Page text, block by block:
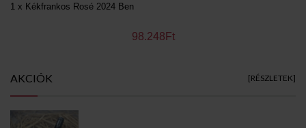
1 x Kékfrankos Rosé 2024 Ben
98.248Ft
AKCIÓK [RÉSZLETEK]